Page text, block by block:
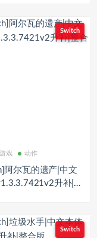
Switch
戏 动作
阿尔瓦的遗产|中文
升补|整
Switch